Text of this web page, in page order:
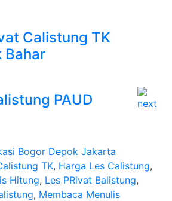
Calistung TK
Bahar
PAUD
Bogor Depok Jakarta
TK, Harga Les Calistung,
Hitung, Les PRivat Balistung,
, Membaca Menulis